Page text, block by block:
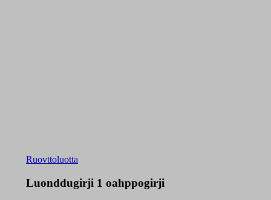
Ruovttoluotta
Luonddugirji 1 oahppogirji